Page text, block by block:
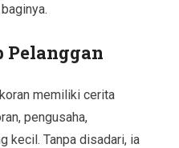
Pelanggan
memiliki cerita
pengusaha,
kecil. Tanpa disadari, ia